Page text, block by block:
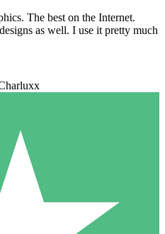
The best on the Internet.
as well. I use it pretty much